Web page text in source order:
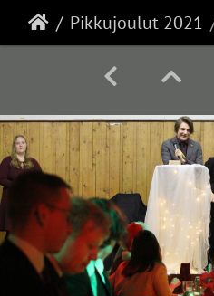
Pikkujoulut 2021